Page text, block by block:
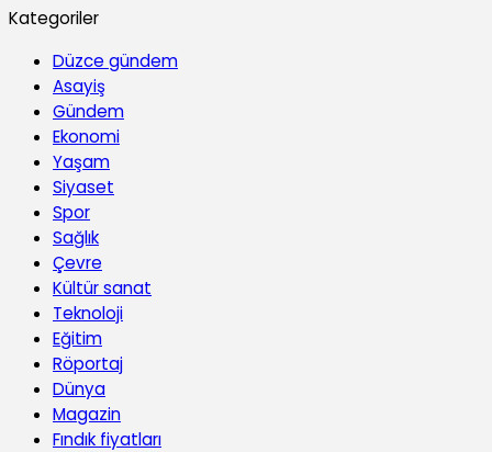
Kategoriler
Düzce gündem
Asayiş
Gündem
Ekonomi
Yaşam
Siyaset
Spor
Sağlık
Çevre
Kültür sanat
Teknoloji
Eğitim
Röportaj
Dünya
Magazin
Fındık fiyatları